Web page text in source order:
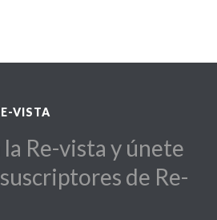
VISTA
Re-vista y únete
de Re-